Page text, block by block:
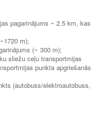
pagarinājums ~ 2.5 km, kas
m);
(~ 300 m);
sliežu ceļu transportmijas
punkta apgriešanās
(autobuss/elektroautobuss,